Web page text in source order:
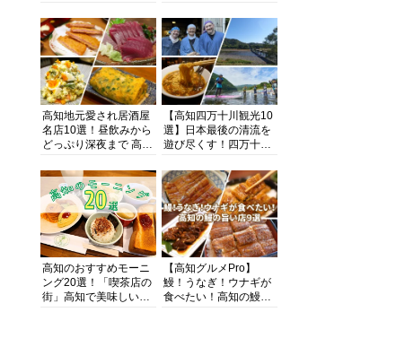
厳選
まで完全網羅！
高知地元愛され居酒屋
名店10選！昼飲みから
どっぷり深夜まで 高知
知グルメPro】
【高知四万十川観光10
選】日本最後の清流を
遊び尽くす！四万十川
を網羅したおすすめガ
イド
高知のおすすめモーニ
ング20選！「喫茶店の
街」高知で美味しい喫
【高知グルメPro】
鰻！うなぎ！ウナギが
食べたい！高知の鰻の